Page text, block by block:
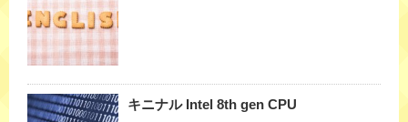
キニナル Intel 8th gen CPU